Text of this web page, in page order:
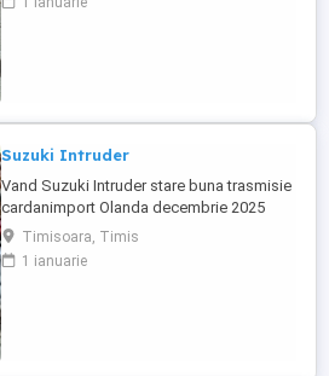
Suzuki Intruder
Vand Suzuki Intruder stare buna trasmisie
cardanimport Olanda decembrie 2025
inmatriculat RO IN FEBRUARIE Nu raspund
la mesaje.Schimb cu ATV plus sau minus
diferenta
Timisoara, Timis
1 ianuarie